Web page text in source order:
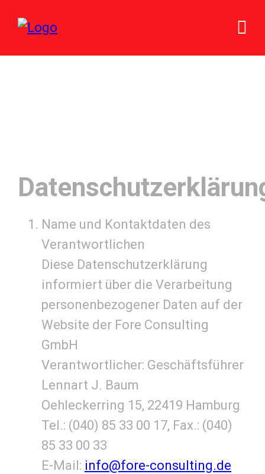
Name und Kontaktdaten des
Verantwortlichen
Diese Datenschutzerklärung
informiert über die Verarbeitung
personenbezogener Daten auf der
Website der Fore Consulting
GmbH
Verantwortlicher: Geschäftsführer
Lennart J. Baum
Oehleckerring 15, 22419 Hamburg
Tel.: (040) 85 33 00 17, Fax.: (040)
85 33 00 33
E-Mail: info@fore-consulting.de